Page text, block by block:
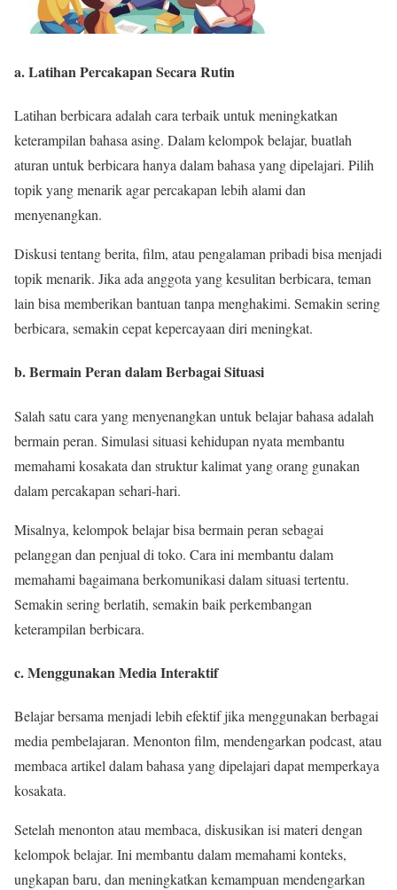
a. Latihan Percakapan Secara Rutin
Latihan berbicara adalah cara terbaik untuk meningkatkan
keterampilan bahasa asing. Dalam kelompok belajar, buatlah
aturan untuk berbicara hanya dalam bahasa yang dipelajari. Pilih
topik yang menarik agar percakapan lebih alami dan
menyenangkan.
Diskusi tentang berita, film, atau pengalaman pribadi bisa menjadi
topik menarik. Jika ada anggota yang kesulitan berbicara, teman
lain bisa memberikan bantuan tanpa menghakimi. Semakin sering
berbicara, semakin cepat kepercayaan diri meningkat.
b. Bermain Peran dalam Berbagai Situasi
Salah satu cara yang menyenangkan untuk belajar bahasa adalah
bermain peran. Simulasi situasi kehidupan nyata membantu
memahami kosakata dan struktur kalimat yang orang gunakan
dalam percakapan sehari-hari.
Misalnya, kelompok belajar bisa bermain peran sebagai
pelanggan dan penjual di toko. Cara ini membantu dalam
memahami bagaimana berkomunikasi dalam situasi tertentu.
Semakin sering berlatih, semakin baik perkembangan
keterampilan berbicara.
c. Menggunakan Media Interaktif
Belajar bersama menjadi lebih efektif jika menggunakan berbagai
media pembelajaran. Menonton film, mendengarkan podcast, atau
membaca artikel dalam bahasa yang dipelajari dapat memperkaya
kosakata.
Setelah menonton atau membaca, diskusikan isi materi dengan
kelompok belajar. Ini membantu dalam memahami konteks,
ungkapan baru, dan meningkatkan kemampuan mendengarkan